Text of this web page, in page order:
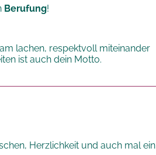
Berufung!
lachen, respektvoll miteinander
ist auch dein Motto.
Herzlichkeit und auch mal ein